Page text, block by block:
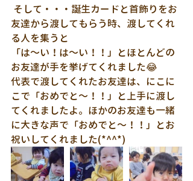
友達から渡してもらう時、渡してくれ
る人を集うと
「は～い！は～い！！」とほとんどの
お友達が手を挙げてくれました😂
代表で渡してくれたお友達は、にこに
こで「おめでと～！！」と上手に渡し
てくれましたよ。ほかのお友達も一緒
に大きな声で「おめでと～！！」とお
祝いしてくれました(*^^*)